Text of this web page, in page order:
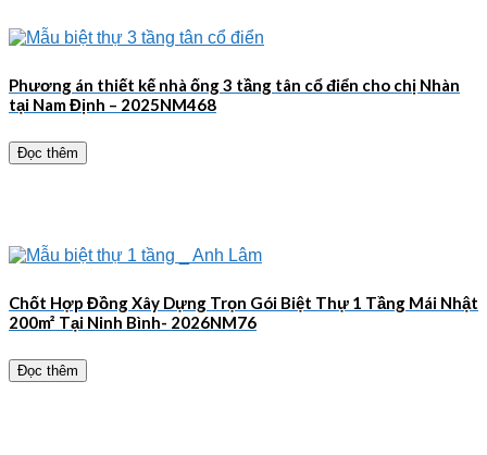
Phương án thiết kế nhà ống 3 tầng tân cổ điển cho chị Nhàn
tại Nam Định – 2025NM468
Đọc thêm
Chốt Hợp Đồng Xây Dựng Trọn Gói Biệt Thự 1 Tầng Mái Nhật
200m² Tại Ninh Bình- 2026NM76
Đọc thêm